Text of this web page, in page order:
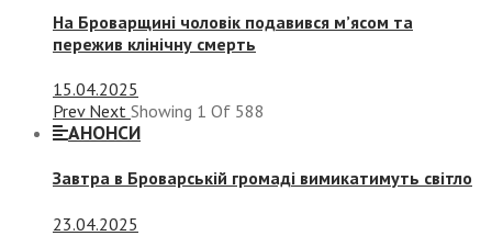
На Броварщині чоловік подавився м’ясом та
пережив клінічну смерть
15.04.2025
Prev Next Showing 1 Of 588
АНОНСИ
Завтра в Броварській громаді вимикатимуть світло
23.04.2025